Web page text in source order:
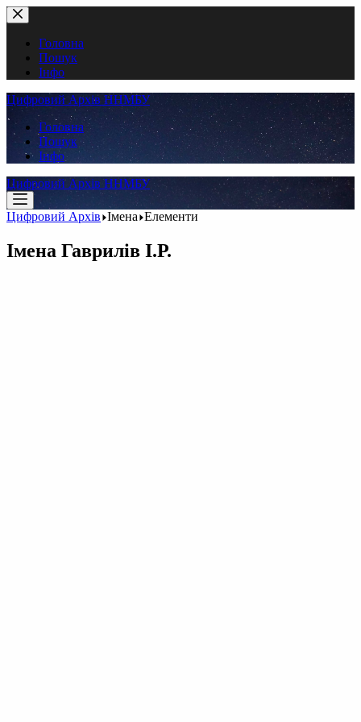
Перейти
до
вмістуГоловна
Пошук
Інфо
Цифровий Архів ННМБУ
Головна
Пошук
Інфо
Цифровий Архів ННМБУ
Цифровий Архів Імена Елементи
Імена Гаврилів І.Р.